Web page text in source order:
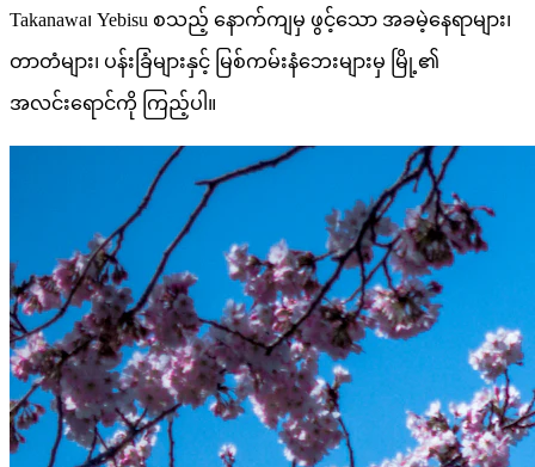
Takanawa၊ Yebisu စသည့် နောက်ကျမှ ဖွင့်သော အခမဲ့နေရာများ၊
တာတံများ၊ ပန်းခြံများနှင့် မြစ်ကမ်းနံဘေးများမှ မြို့၏
အလင်းရောင်ကို ကြည့်ပါ။